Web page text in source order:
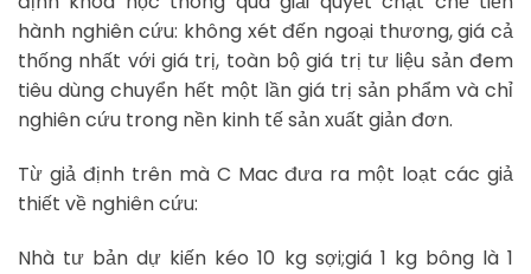
hành nghiên cứu: không xét đến ngoại thương, giá cả
thống nhất với giá trị, toàn bộ giá trị tư liệu sản đem
tiêu dùng chuyển hết một lần giá trị sản phẩm và chỉ
nghiên cứu trong nền kinh tế sản xuất giản đơn.
Từ giả định trên mà C Mac đưa ra một loạt các giả
thiết về nghiên cứu:
Nhà tư bản dự kiến kéo 10 kg sợi;giá 1 kg bông là 1